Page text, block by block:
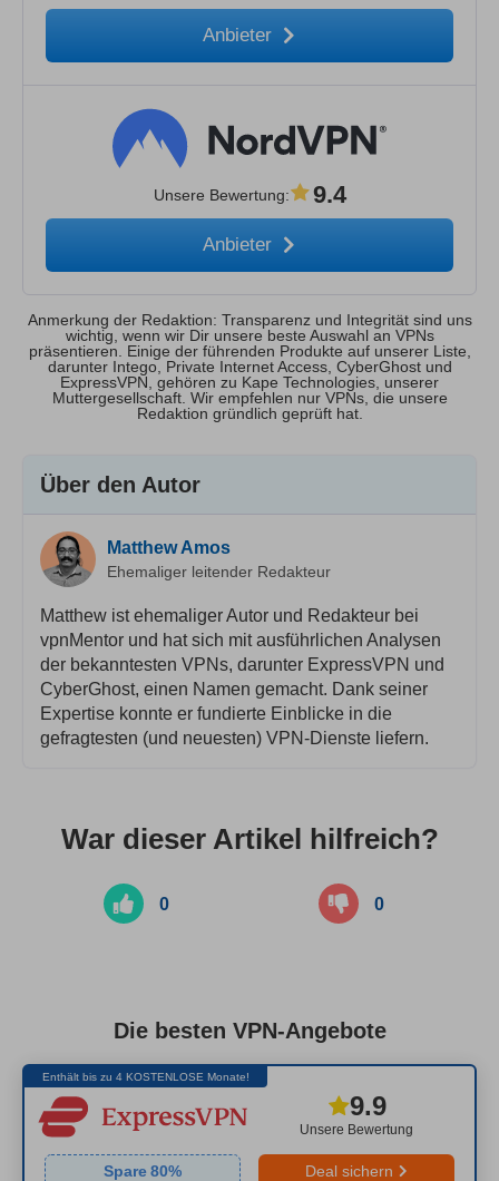
Anbieter
Unsere Bewertung: 9.4
Anbieter
Anmerkung der Redaktion: Transparenz und Integrität sind uns
wichtig, wenn wir Dir unsere beste Auswahl an VPNs
präsentieren. Einige der führenden Produkte auf unserer Liste,
darunter Intego, Private Internet Access, CyberGhost und
ExpressVPN, gehören zu Kape Technologies, unserer
Muttergesellschaft. Wir empfehlen nur VPNs, die unsere
Redaktion gründlich geprüft hat.
Über den Autor
Matthew Amos
Ehemaliger leitender Redakteur
Matthew ist ehemaliger Autor und Redakteur bei
vpnMentor und hat sich mit ausführlichen Analysen
der bekanntesten VPNs, darunter ExpressVPN und
CyberGhost, einen Namen gemacht. Dank seiner
Expertise konnte er fundierte Einblicke in die
gefragtesten (und neuesten) VPN-Dienste liefern.
War dieser Artikel hilfreich?
0 0
Die besten VPN-Angebote
Enthält bis zu 4 KOSTENLOSE Monate!
Unsere Bewertung
9.9
Spare80% Deal sichern